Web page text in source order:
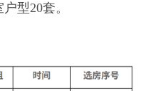
型20套。